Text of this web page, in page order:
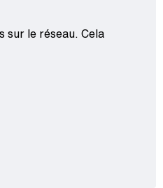
sur le réseau. Cela